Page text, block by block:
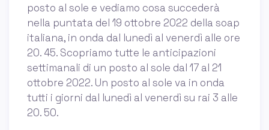
posto al sole e vediamo cosa succederà
nella puntata del 19 ottobre 2022 della soap
italiana, in onda dal lunedì al venerdì alle ore
20. 45. Scopriamo tutte le anticipazioni
settimanali di un posto al sole dal 17 al 21
ottobre 2022. Un posto al sole va in onda
tutti i giorni dal lunedì al venerdì su rai 3 alle
20. 50.